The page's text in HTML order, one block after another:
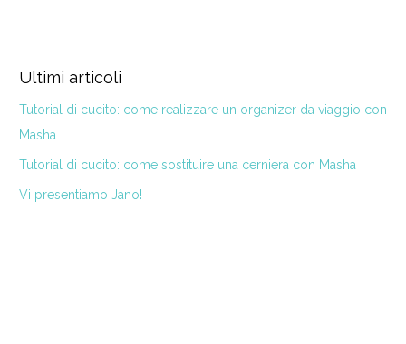
Ultimi articoli
Tutorial di cucito: come realizzare un organizer da viaggio con
Masha
Tutorial di cucito: come sostituire una cerniera con Masha
Vi presentiamo Jano!